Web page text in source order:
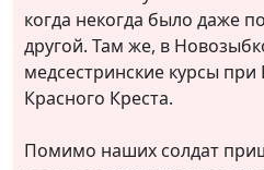
когда некогда было даже
другой. Там же, в
медсестринские курсы
Красного Креста.
Помимо наших солдат